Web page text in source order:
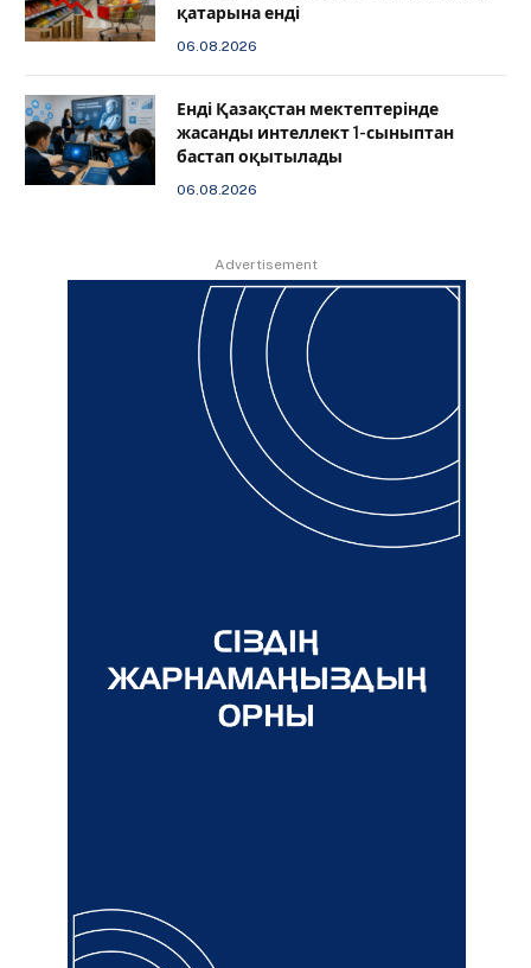
қатарына енді
06.08.2026
️Енді Қазақстан мектептерінде
жасанды интеллект 1-сыныптан
бастап оқытылады
06.08.2026
Advertisement